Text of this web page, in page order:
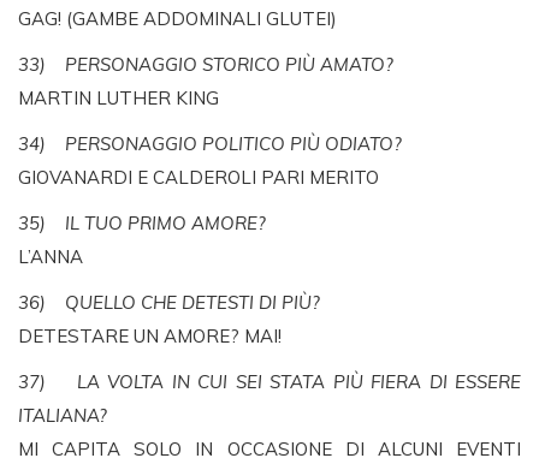
GAG! (GAMBE ADDOMINALI GLUTEI)
33) PERSONAGGIO STORICO PIÙ AMATO?
MARTIN LUTHER KING
34) PERSONAGGIO POLITICO PIÙ ODIATO?
GIOVANARDI E CALDEROLI PARI MERITO
35) IL TUO PRIMO AMORE?
L’ANNA
36) QUELLO CHE DETESTI DI PIÙ?
DETESTARE UN AMORE? MAI!
37) LA VOLTA IN CUI SEI STATA PIÙ FIERA DI ESSERE
ITALIANA?
MI CAPITA SOLO IN OCCASIONE DI ALCUNI EVENTI